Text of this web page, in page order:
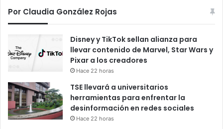
Por Claudia González Rojas
Disney y TikTok sellan alianza para
llevar contenido de Marvel, Star Wars y
Pixar a los creadores
Hace 22 horas
TSE llevará a universitarios
herramientas para enfrentar la
desinformación en redes sociales
Hace 22 horas